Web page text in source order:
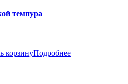
темпура
корзинуПодробнее